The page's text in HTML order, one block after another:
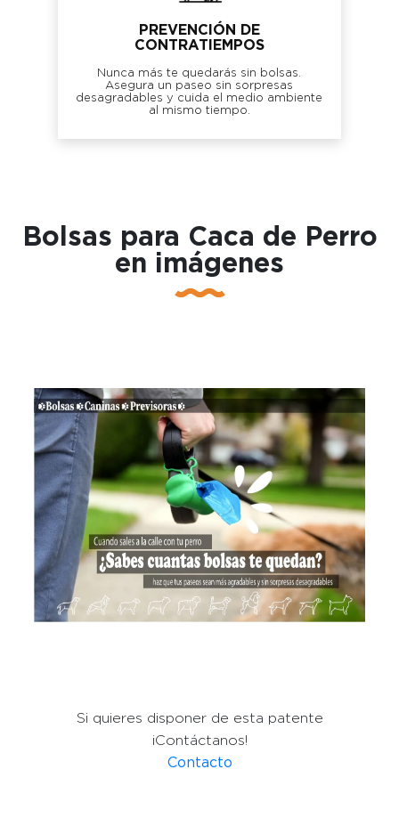
PREVENCIÓN DE
CONTRATIEMPOS
Nunca más te quedarás sin bolsas.
Asegura un paseo sin sorpresas
desagradables y cuida el medio ambiente
al mismo tiempo.
Bolsas para Caca de Perro
en imágenes
Si quieres disponer de esta patente
¡Contáctanos!
Contacto